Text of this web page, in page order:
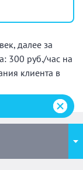
далее за
300 руб./час на
клиента в